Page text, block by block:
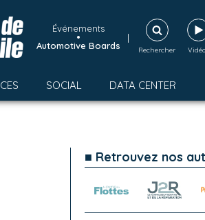
Événements
•
Automotive Boards
|
Rechercher
SOCIAL DATA CENTER
■ Retrouvez nos